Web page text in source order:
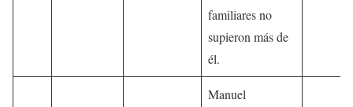
familiares no
supieron más de
él.
Manuel